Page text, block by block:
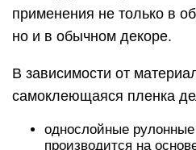
применения не только в
но и в обычном декоре.
В зависимости от
самоклеющаяся пленка
однослойные
производится на